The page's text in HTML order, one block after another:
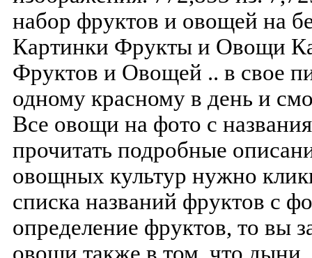
набор фруктов и овощей на
Картинки Фрукты и Овощи
Фруктов и Овощей .. в свое
одному красному в день и
Все овощи на фото с
прочитать подробные
овощных культур нужно
списка названий фруктов с
определение фруктов, то вы